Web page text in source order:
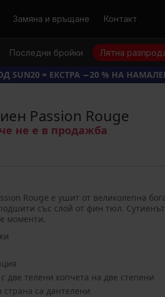
Замяна и връщане Контакт
Последни бройки Лятна
SUN20 = ЕКСТРА −20 % НА
Passion Rouge
не е в продажба
Rouge е ушит от великолепна
със слой от фин тюл.
моменти.
две телени копчета на две степени
са дантелени